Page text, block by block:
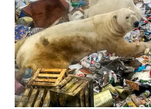
WN
LANGKAT
WN
TAPANULI
SELATAN